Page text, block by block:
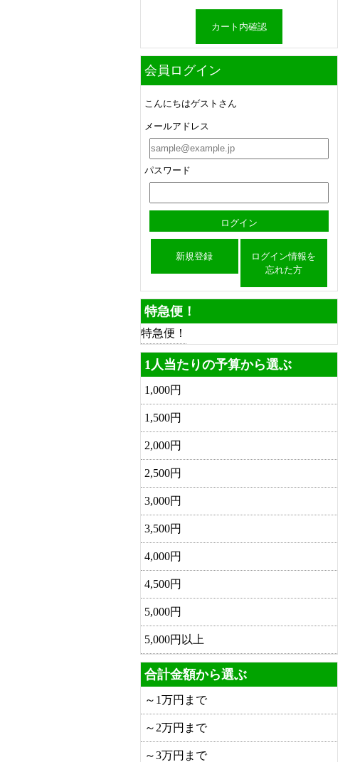
カート内確認
会員ログイン
こんにちはゲストさん
メールアドレス
パスワード
新規登録
ログイン情報を
忘れた方
特急便！
特急便！
1人当たりの予算から選ぶ
1,000円
1,500円
2,000円
2,500円
3,000円
3,500円
4,000円
4,500円
5,000円
5,000円以上
合計金額から選ぶ
～1万円まで
～2万円まで
～3万円まで